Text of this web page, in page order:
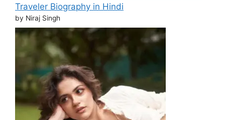
Traveler Biography in Hindi
by Niraj Singh